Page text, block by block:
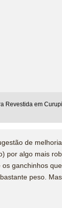
Revestida em
de
por algo mais
ganchinhos
peso.